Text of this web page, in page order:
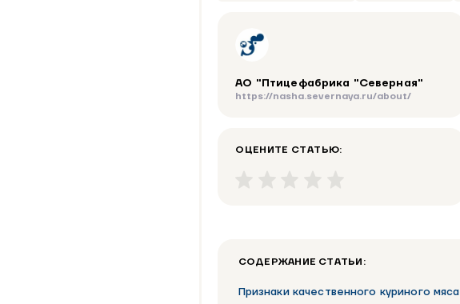
АО "Птицефабрика "Северная"
https://nasha.severnaya.ru/about/
ОЦЕНИТЕ СТАТЬЮ:
СОДЕРЖАНИЕ СТАТЬИ:
Признаки качественного куриного мяса